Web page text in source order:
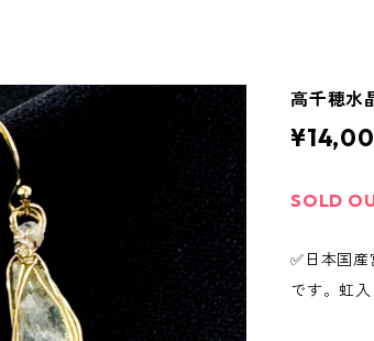
高千穂水
SOLD
✅日本国
です。虹